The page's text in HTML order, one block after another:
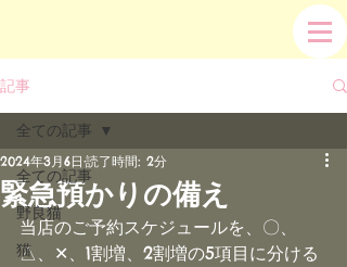
記事
全ての記事
野良猫
猫
全ての記事
緊急預かりの備え
2024年3月6日 読了時間: 2分
当店のご予約スケジュールを、〇、
△、✕、1割増、2割増の5項目に分ける